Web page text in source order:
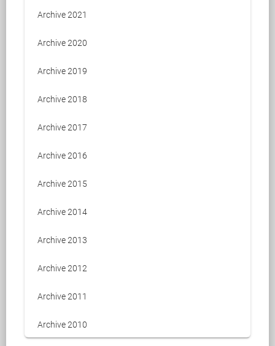
Archive 2021
Archive 2020
Archive 2019
Archive 2018
Archive 2017
Archive 2016
Archive 2015
Archive 2014
Archive 2013
Archive 2012
Archive 2011
Archive 2010